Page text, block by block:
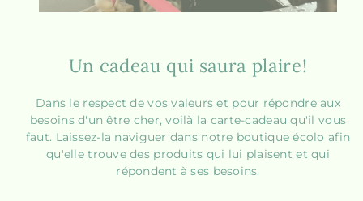
Un cadeau qui saura plaire!
Dans le respect de vos valeurs et pour répondre aux
besoins d'un être cher, voilà la carte-cadeau qu'il vous
faut. Laissez-la naviguer dans notre boutique écolo afin
qu'elle trouve des produits qui lui plaisent et qui
répondent à ses besoins.